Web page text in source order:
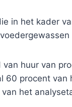
in het kader
van huur van
60 procent
het